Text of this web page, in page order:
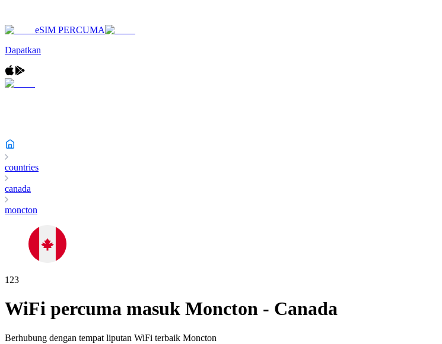
eSIM PERCUMA
Dapatkan
countries
canada
moncton
123
WiFi percuma masuk Moncton - Canada
Berhubung dengan tempat liputan WiFi terbaik Moncton